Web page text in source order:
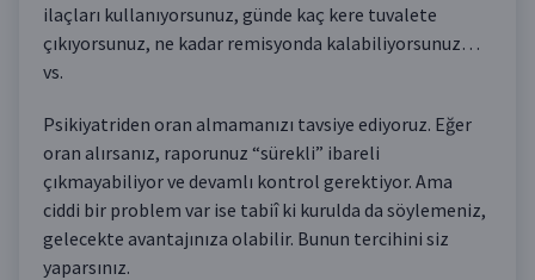
ilaçları kullanıyorsunuz, günde kaç kere tuvalete
çıkıyorsunuz, ne kadar remisyonda kalabiliyorsunuz…
vs.
Psikiyatriden oran almamanızı tavsiye ediyoruz. Eğer
oran alırsanız, raporunuz “sürekli” ibareli
çıkmayabiliyor ve devamlı kontrol gerektiyor. Ama
ciddi bir problem var ise tabiî ki kurulda da söylemeniz,
gelecekte avantajınıza olabilir. Bunun tercihini siz
yaparsınız.